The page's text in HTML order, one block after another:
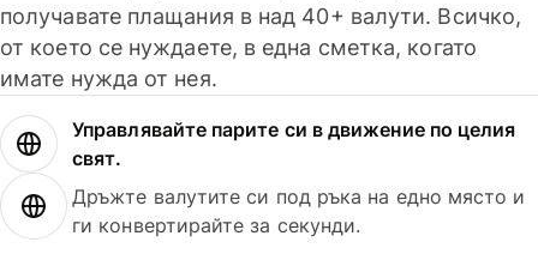
получавате плащания в над 40+ валути. Всичко,
от което се нуждаете, в една сметка, когато
имате нужда от нея.
Управлявайте парите си в движение по целия
свят.
Дръжте валутите си под ръка на едно място и
ги конвертирайте за секунди.